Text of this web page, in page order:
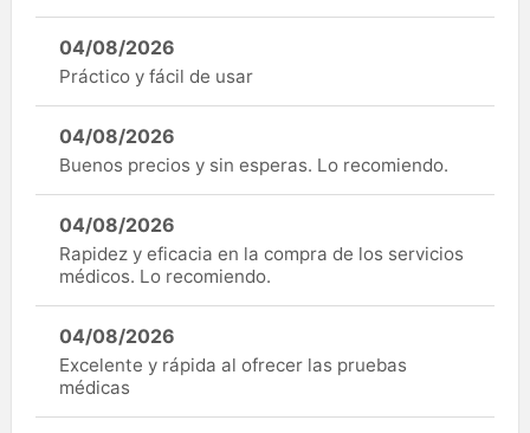
04/08/2026
Práctico y fácil de usar
04/08/2026
Buenos precios y sin esperas. Lo recomiendo.
04/08/2026
Rapidez y eficacia en la compra de los servicios
médicos. Lo recomiendo.
04/08/2026
Excelente y rápida al ofrecer las pruebas
médicas